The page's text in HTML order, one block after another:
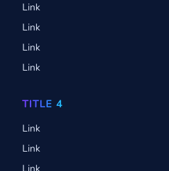
Link
Link
Link
Link
TITLE 4
Link
Link